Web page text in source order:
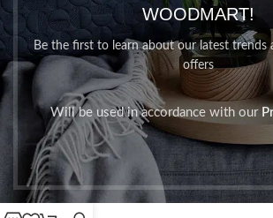
WOODMART!
Be the first to learn about our latest trends
offers
Will be used in accordance with our